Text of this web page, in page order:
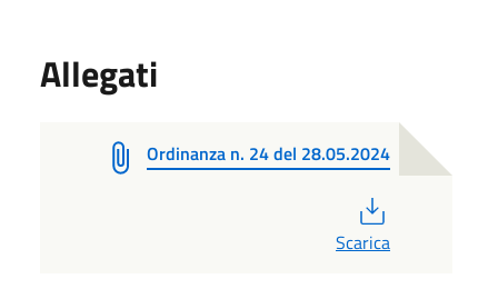
Allegati
Ordinanza n. 24 del 28.05.2024
Scarica